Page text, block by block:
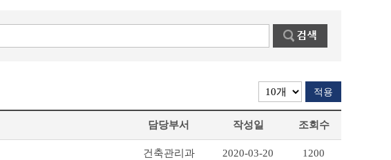
적용
담당부서 작성일 조회수
건축관리과 2020-03-20 1200